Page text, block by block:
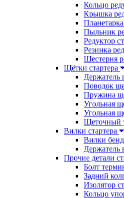
Кольцо
Крышка
Планетарка
Пыльник
Редуктор
Резинка
Шестерня
Щётки стартера
Держатель
Поводок
Пружина
Угольная
Угольная
Щеточный
Вилки стартера
Вилки
Держатель
Прочие детали
Болт
Задний
Изолятор
Кольцо